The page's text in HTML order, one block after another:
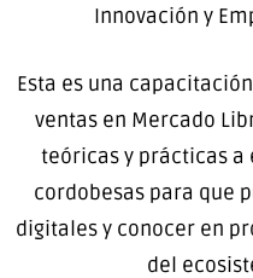
Innovación y
Esta es una
ventas en Mercado
teóricas y prácticas a
cordobesas para que
digitales y conocer en
del